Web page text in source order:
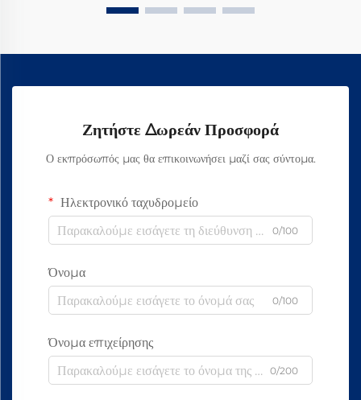
Ζητήστε Δωρεάν Προσφορά
Ο εκπρόσωπός μας θα επικοινωνήσει μαζί σας σύντομα.
Ηλεκτρονικό ταχυδρομείο
0/100
Όνομα
0/100
Όνομα επιχείρησης
0/200